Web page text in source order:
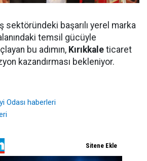
sektöründeki başarılı yerel marka
temsil gücüyle
bu adımın, Kırıkkale ticaret
kazandırması bekleniyor.
Odası haberleri